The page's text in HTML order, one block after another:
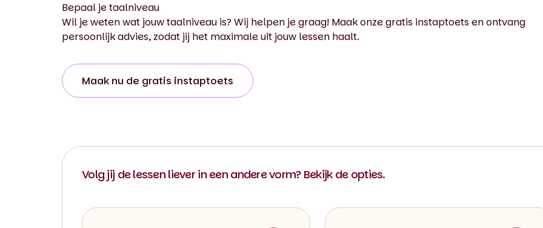
Bepaal je taalniveau
Wil je weten wat jouw taalniveau is? Wij helpen je graag! Maak onze gratis instaptoets en ontvang
persoonlijk advies, zodat jij het maximale uit jouw lessen haalt.
Maak nu de gratis instaptoets
Volg jij de lessen liever in een andere vorm? Bekijk de opties.